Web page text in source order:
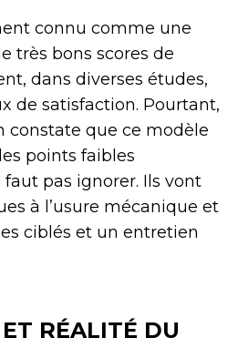
connu comme une
très bons scores de
dans diverses études,
de satisfaction. Pourtant,
constate que ce modèle
points faibles
faut pas ignorer. Ils vont
à l’usure mécanique et
ciblés et un entretien
RÉALITÉ DU